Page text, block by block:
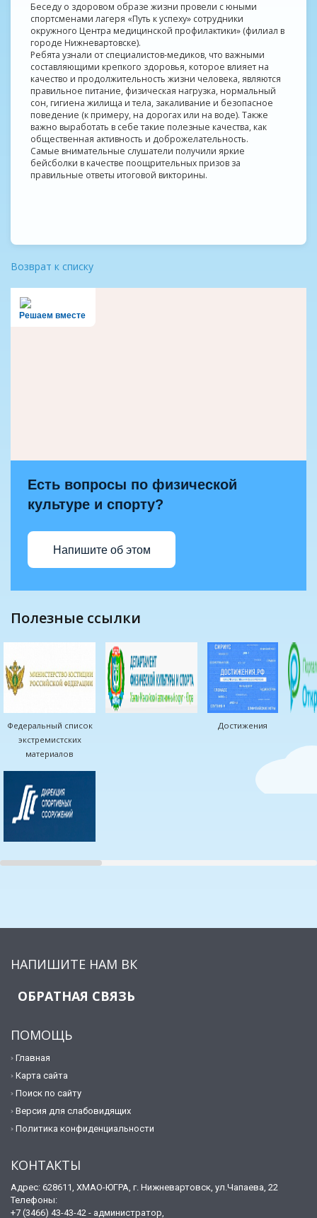
Беседу о здоровом образе жизни провели с юными
спортсменами лагеря «Путь к успеху» сотрудники
окружного Центра медицинской профилактики» (филиал в
городе Нижневартовске).
Ребята узнали от специалистов-медиков, что важными
составляющими крепкого здоровья, которое влияет на
качество и продолжительность жизни человека, являются
правильное питание, физическая нагрузка, нормальный
сон, гигиена жилища и тела, закаливание и безопасное
поведение (к примеру, на дорогах или на воде). Также
важно выработать в себе такие полезные качества, как
общественная активность и доброжелательность.
Самые внимательные слушатели получили яркие
бейсболки в качестве поощрительных призов за
правильные ответы итоговой викторины.
Возврат к списку
Решаем вместе
Есть вопросы по физической
культуре и спорту?
Напишите об этом
полезные ссылки
Федеральный список
экстремистских
материалов
Достижения
НАПИШИТЕ НАМ ВК
ОБРАТНАЯ СВЯЗЬ
ПОМОЩЬ
Главная
Карта сайта
Поиск по сайту
Версия для слабовидящих
Политика конфиденциальности
КОНТАКТЫ
Адрес: 628611, ХМАО-ЮГРА, г. Нижневартовск, ул.Чапаева, 22
Телефоны:
+7 (3466) 43-43-42 - администратор,